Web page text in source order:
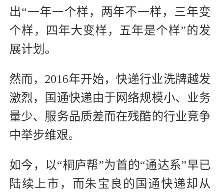
出“一年一个样，两年不一样，三年变
个样，四年大变样，五年是个样”的发
展计划。
然而，2016年开始，快递行业洗牌越发
激烈，国通快递由于网络规模小、业务
量少、服务品质差而在残酷的行业竞争
中举步维艰。
如今，以“桐庐帮”为首的“通达系”早已
陆续上市，而朱宝良的国通快递却从